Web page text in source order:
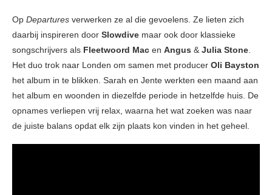
Op Departures verwerken ze al die gevoelens. Ze lieten zich
daarbij inspireren door Slowdive maar ook door klassieke
songschrijvers als Fleetwoord Mac en Angus & Julia Stone.
Het duo trok naar Londen om samen met producer Oli Bayston
het album in te blikken. Sarah en Jente werkten een maand aan
het album en woonden in diezelfde periode in hetzelfde huis. De
opnames verliepen vrij relax, waarna het wat zoeken was naar
de juiste balans opdat elk zijn plaats kon vinden in het geheel.